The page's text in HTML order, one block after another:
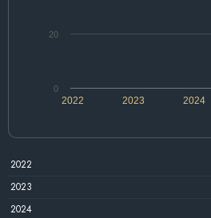
2022 2024
2023
0
20
2022
2023
2024